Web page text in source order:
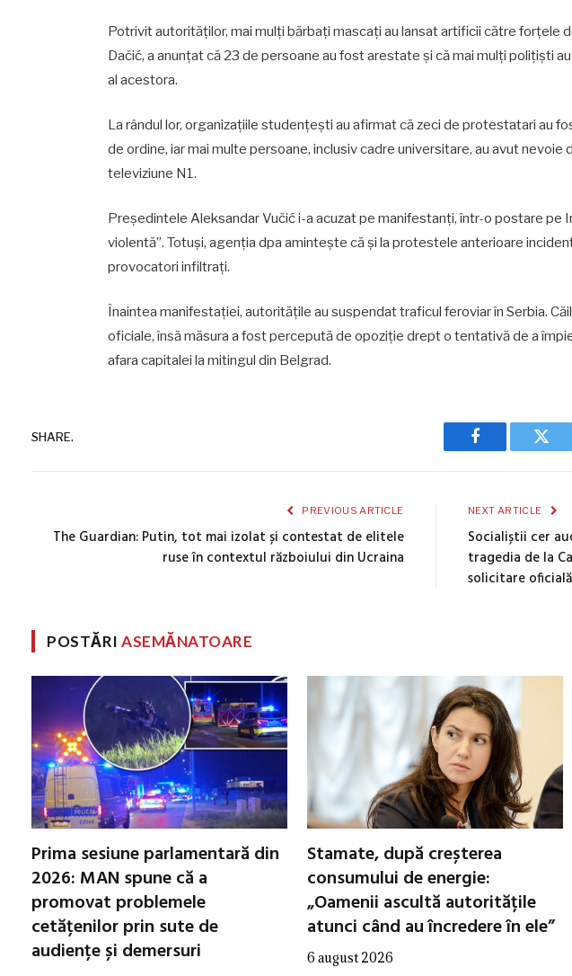
Potrivit autorităților, mai mulți bărbați mascați au lansat artificii către forțele
Dačić, a anunțat că 23 de persoane au fost arestate și că mai mulți polițiști
al acestora.
La rândul lor, organizațiile studențești au afirmat că zeci de protestatari au
de ordine, iar mai multe persoane, inclusiv cadre universitare, au avut
televiziune N1.
Președintele Aleksandar Vučić i-a acuzat pe manifestanți, într-o postare pe
violentă”. Totuși, agenția dpa amintește că și la protestele anterioare
provocatori infiltrați.
Înaintea manifestației, autoritățile au suspendat traficul feroviar în Serbia.
oficiale, însă măsura a fost percepută de opoziție drept o tentativă de a
afara capitalei la mitingul din Belgrad.
SHARE.
Facebook
PREVIOUS ARTICLE
The Guardian: Putin, tot mai izolat și contestat de elitele
ruse în contextul războiului din Ucraina
NEXT ARTICLE
Socialiștii cer
tragedia de la
solicitare oficială
POSTĂRIASEMĂNATOARE
Prima sesiune parlamentară din
2026: MAN spune că a
promovat problemele
cetățenilor prin sute de
audiențe și demersuri
Stamate, după creșterea
consumului de energie:
„Oamenii ascultă autoritățile
atunci când au încredere în ele”
6 august 2026